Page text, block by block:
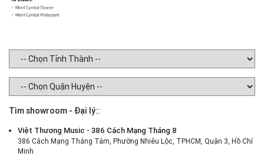
Tìm showroom - Đại lý::
Việt Thương Music - 386 Cách Mạng Tháng 8
386 Cách Mạng Tháng Tám, Phường Nhiêu Lộc, TPHCM, Quận 3, Hồ Chí
Minh